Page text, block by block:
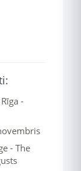
-
- The